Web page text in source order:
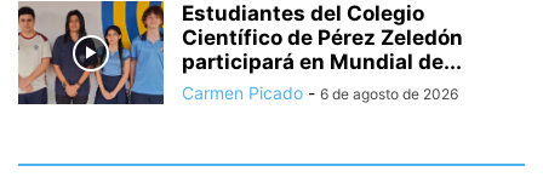
Estudiantes del Colegio
Científico de Pérez Zeledón
participará en Mundial de...
Carmen Picado - 6 de agosto de 2026